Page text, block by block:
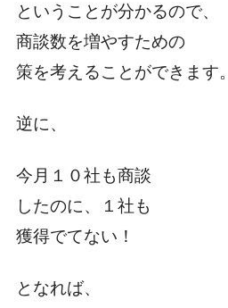
ということが分かるので、
商談数を増やすための
策を考えることができます。
逆に、
今月１０社も商談
したのに、１社も
獲得でてない！
となれば、